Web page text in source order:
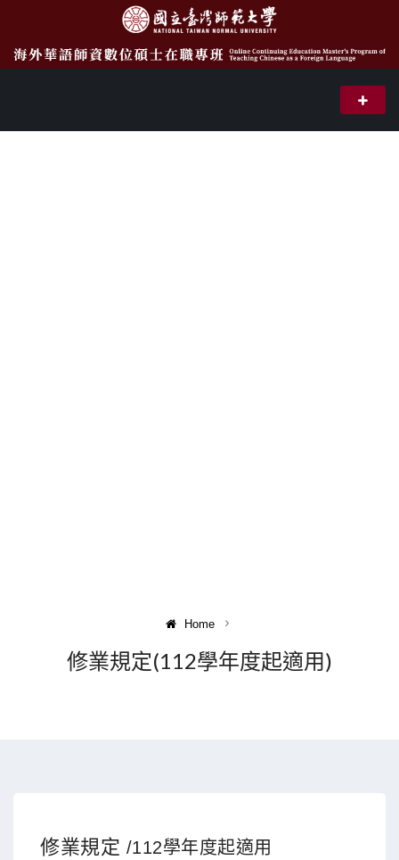
Home
修業規定(112學年度起適用)
修業規定 /112學年度起適用